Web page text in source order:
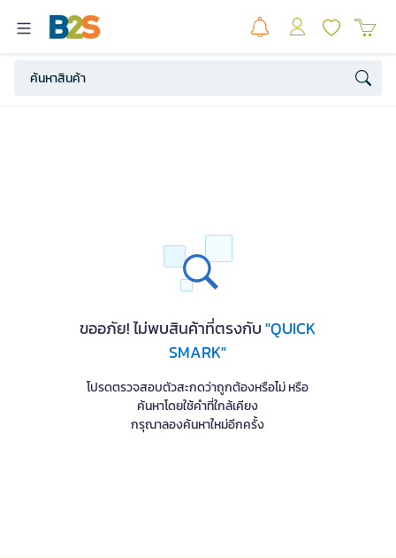
ขออภัย! ไม่พบสินค้าที่ตรงกับ"QUICK
SMARK"
โปรดตรวจสอบตัวสะกดว่าถูกต้องหรือไม่ หรือ
ค้นหาโดยใช้คำที่ใกล้เคียง
กรุณาลองค้นหาใหม่อีกครั้ง